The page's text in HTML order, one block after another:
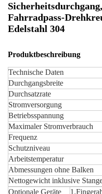
Fahrradpass-
Edelstahl 304
Produktbeschreibung
Technische Daten
Durchgangsbreite
Durchsatzrate
Stromversorgung
Betriebsspannung
Maximaler Stromverbrauch
Frequenz
Schutzniveau
Arbeitstemperatur
Abmessungen ohne Balken
Nettogewicht inklusive
Optionale Geräte